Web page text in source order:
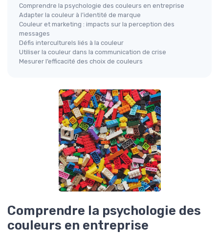
Comprendre la psychologie des couleurs en entreprise
Adapter la couleur à l’identité de marque
Couleur et marketing : impacts sur la perception des
messages
Défis interculturels liés à la couleur
Utiliser la couleur dans la communication de crise
Mesurer l’efficacité des choix de couleurs
Comprendre la psychologie des
couleurs en entreprise